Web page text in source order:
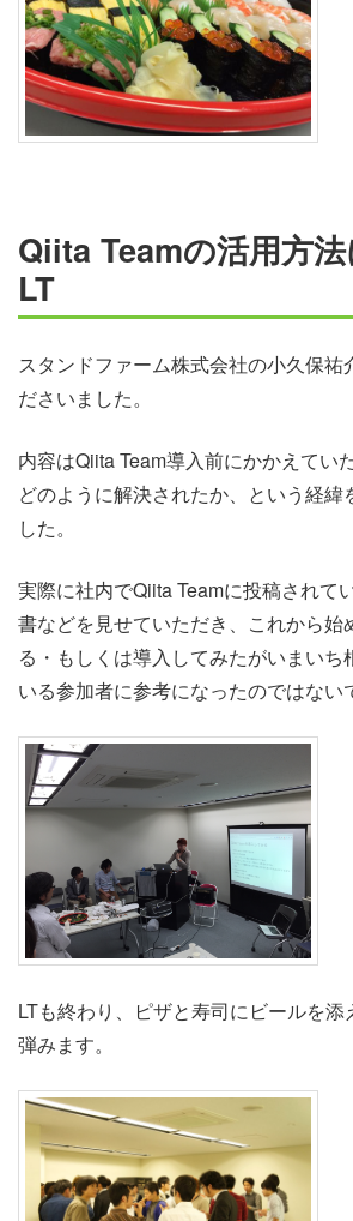
Qiita Teamの活用方
LT
スタンドファーム株式会社の小久保祐
ださいました。
内容はQiita Team導入前にかかえてい
どのように解決されたか、という経緯
した。
実際に社内でQiita Teamに投稿されて
書などを見せていただき、これから始
る・もしくは導入してみたがいまいち
いる参加者に参考になったのではない
LTも終わり、ピザと寿司にビールを添
弾みます。